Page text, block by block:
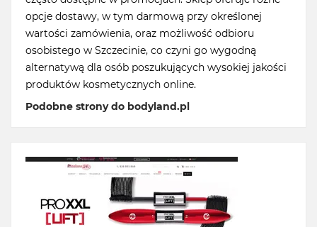
opcje dostawy, w tym darmową przy określonej
wartości zamówienia, oraz możliwość odbioru
osobistego w Szczecinie, co czyni go wygodną
alternatywą dla osób poszukujących wysokiej jakości
produktów kosmetycznych online.
Podobne strony do bodyland.pl